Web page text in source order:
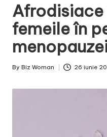
Afrodisiace
femeile în
Posted
By Biz Woman 26 iunie